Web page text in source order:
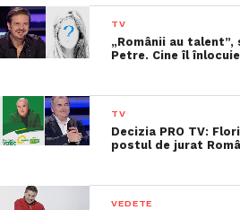
TV
„Românii au talent”,
Petre. Cine îl
TV
Decizia PRO TV:
postul de jurat
VEDETE